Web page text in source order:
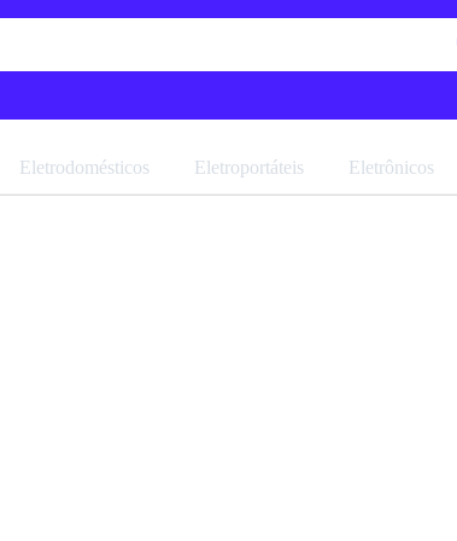
Eletrodomésticos Eletroportáteis Eletrônicos